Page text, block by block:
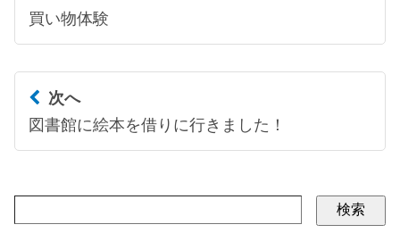
買い物体験
次へ
図書館に絵本を借りに行きました！
検索